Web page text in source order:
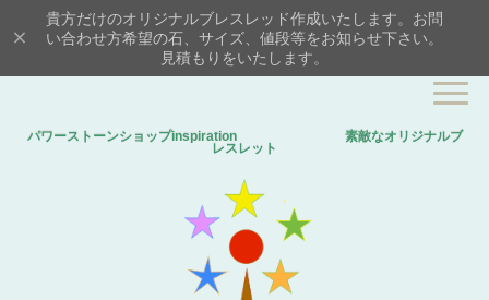
貴方だけのオリジナルブレスレッド作成いたします。お問
い合わせ方希望の石、サイズ、値段等をお知らせ下さい。
見積もりをいたします。
パワーストーンショップinspiration 素敵なオリジナルブ
レスレット